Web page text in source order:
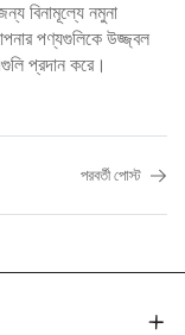
বিনামূল্যে নমুনা
পণ্যগুলিকে উজ্জ্বল
প্রদান করে।
পরবর্তী পোস্ট